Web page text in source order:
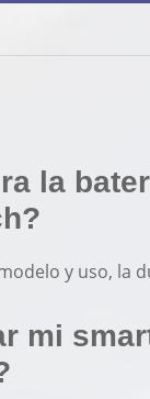
la
y uso, la
mi